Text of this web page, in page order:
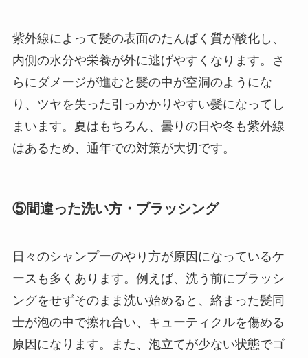
紫外線によって髪の表面のたんぱく質が酸化し、
内側の水分や栄養が外に逃げやすくなります。さ
らにダメージが進むと髪の中が空洞のようにな
り、ツヤを失った引っかかりやすい髪になってし
まいます。夏はもちろん、曇りの日や冬も紫外線
はあるため、通年での対策が大切です。
⑤間違った洗い方・ブラッシング
日々のシャンプーのやり方が原因になっているケ
ースも多くあります。例えば、洗う前にブラッシ
ングをせずそのまま洗い始めると、絡まった髪同
士が泡の中で擦れ合い、キューティクルを傷める
原因になります。また、泡立てが少ない状態でゴ